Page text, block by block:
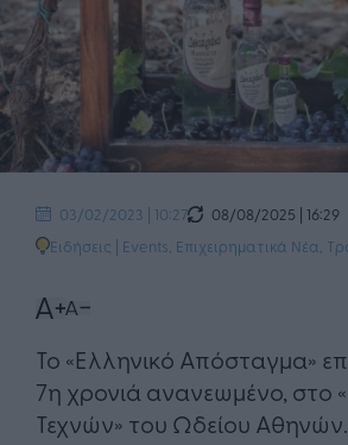
03/02/2023 | 10:27
08/08/2025 | 16:29
Ειδήσεις | Events Επιχειρηματικά Νέα
Το «Ελληνικό Απόσταγμα»
7η χρονιά ανανεωμένο, στο
Τεχνών» του Ωδείου